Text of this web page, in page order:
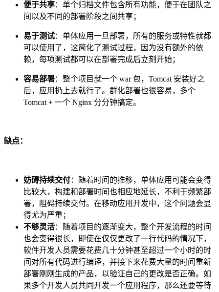
便于共享：单个归档文件包含所有功能，便于在团队之
间以及不同的部署阶段之间共享；
易于测试：单体应用一旦部署，所有的服务或特性就都
可以使用了，这简化了测试过程，因为没有额外的依
赖，每项测试都可以在部署完成后立刻开始；
容易部署：整个项目就一个 war 包，Tomcat 安装好之
后，应用扔上去就行了。群化部署也很容易，多个
Tomcat + 一个 Nginx 分分钟搞定。
缺点：
妨碍持续交付：随着时间的推移，单体应用可能会变得
比较大，构建和部署时间也相应地延长，不利于频繁部
署，阻碍持续交付。在移动应用开发中，这个问题会显
得尤为严重；
不够灵活：随着项目的逐渐变大，整个开发流程的时间
也会变得很长，即使在仅仅更改了一行代码的情况下，
软件开发人员需要花费几十分钟甚至超过一个小时的时
间对所有代码进行编译，并接下来花费大量的时间重新
部署刚刚生成的产品，以验证自己的更改是否正确。如
果多个开发人员共同开发一个应用程序，那么还要等待